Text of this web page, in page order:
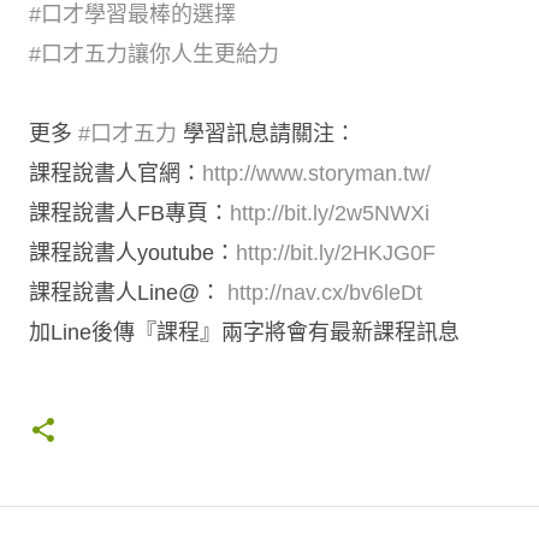
#口才學習最棒的選擇
#口才五力讓你人生更給力
更多 #口才五力 學習訊息請關注：
課程說書人官網： http://www.storyman.tw/
課程說書人FB專頁： http://bit.ly/2w5NWXi
課程說書人youtube： http://bit.ly/2HKJG0F
課程說書人Line@： http://nav.cx/bv6leDt
加Line後傳『課程』兩字將會有最新課程訊息